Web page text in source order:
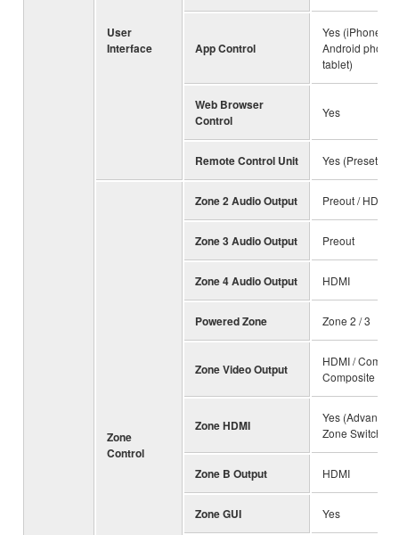
User
Interface
App Control
Yes (iPhone /
Android phone /
tablet)
Web Browser
Control
Yes
Remote Control Unit Yes (Preset)
Zone
Control
Zone 2 Audio Output Preout / HDMI
Zone 3 Audio Output Preout
Zone 4 Audio Output HDMI
Powered Zone Zone 2 / 3
Zone Video Output
HDMI /
Composite
Zone HDMI
Yes (Advanced
Zone
Zone B Output HDMI
Zone GUI Yes